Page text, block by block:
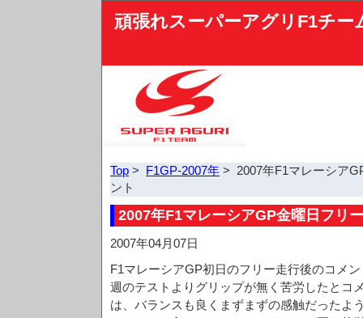
頑張れスーパーアグリF1チー
Top > F1GP-2007年 > 2007年F1マレーシア
ント
2007年F1マレーシアGP金曜日フリ
2007年04月07日
F1マレーシアGP初日のフリー走行後のコメ
週のテストよりグリップが無く苦労したとコ
は、バランスも良くまずまずの感触だったよ